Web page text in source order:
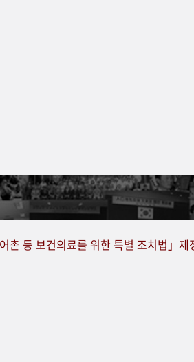
촌 등 보건의료를 위한 특별 조치법」제